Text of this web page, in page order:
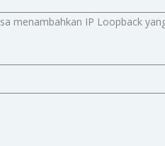
menambahkan IP Loopback